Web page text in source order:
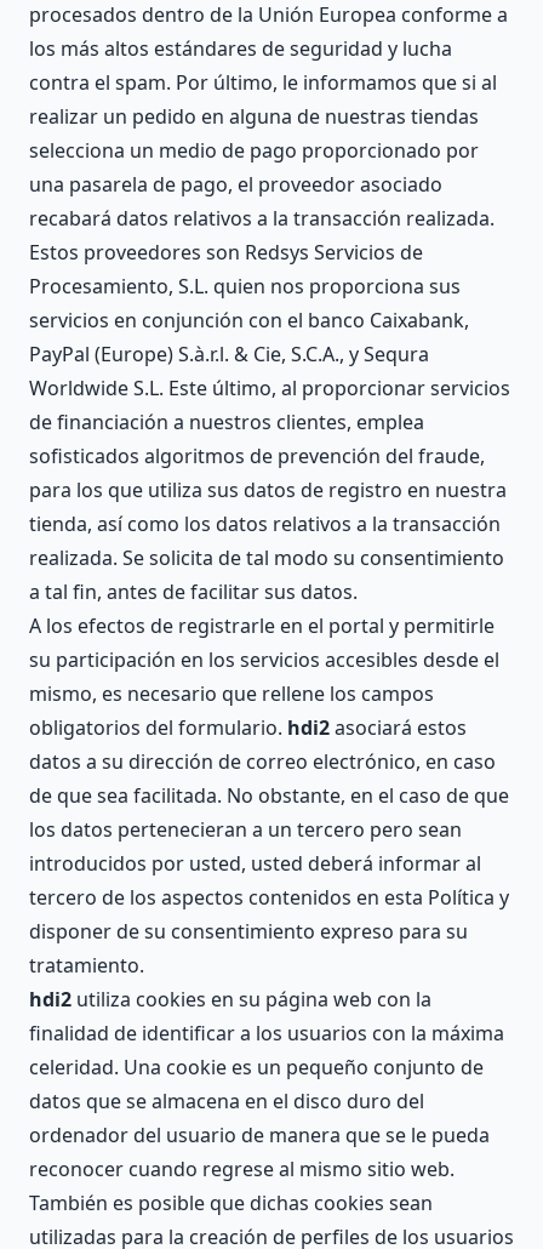
procesados dentro de la Unión Europea conforme a
los más altos estándares de seguridad y lucha
contra el spam. Por último, le informamos que si al
realizar un pedido en alguna de nuestras tiendas
selecciona un medio de pago proporcionado por
una pasarela de pago, el proveedor asociado
recabará datos relativos a la transacción realizada.
Estos proveedores son Redsys Servicios de
Procesamiento, S.L. quien nos proporciona sus
servicios en conjunción con el banco Caixabank,
PayPal (Europe) S.à.r.l. & Cie, S.C.A., y Sequra
Worldwide S.L. Este último, al proporcionar servicios
de financiación a nuestros clientes, emplea
sofisticados algoritmos de prevención del fraude,
para los que utiliza sus datos de registro en nuestra
tienda, así como los datos relativos a la transacción
realizada. Se solicita de tal modo su consentimiento
a tal fin, antes de facilitar sus datos.
A los efectos de registrarle en el portal y permitirle
su participación en los servicios accesibles desde el
mismo, es necesario que rellene los campos
obligatorios del formulario. hdi2asociará estos
datos a su dirección de correo electrónico, en caso
de que sea facilitada. No obstante, en el caso de que
los datos pertenecieran a un tercero pero sean
introducidos por usted, usted deberá informar al
tercero de los aspectos contenidos en esta Política y
disponer de su consentimiento expreso para su
tratamiento.
hdi2 utiliza cookies en su página web con la
finalidad de identificar a los usuarios con la máxima
celeridad. Una cookie es un pequeño conjunto de
datos que se almacena en el disco duro del
ordenador del usuario de manera que se le pueda
reconocer cuando regrese al mismo sitio web.
También es posible que dichas cookies sean
utilizadas para la creación de perfiles de los usuarios